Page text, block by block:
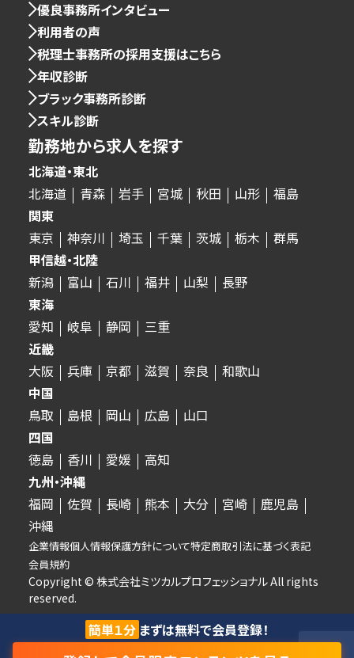
簡単１分 まずは無料で会員登録！
優良事務所インタビュー
利用者の声
税理士事務所の採用支援はこちら
年収診断
ブラック事務所診断
スキル診断
勤務地から求人を探す
北海道・東北
北海道
青森 岩手 宮城 秋田 山形
福島
関東
東京
神奈川 埼玉 千葉 茨城 栃木
群馬
甲信越・北陸
新潟
富山 石川 福井 山梨
長野
東海
愛知
岐阜 静岡
三重
近畿
大阪
兵庫 京都 滋賀 奈良
和歌山
中国
鳥取
島根 岡山 広島
山口
四国
徳島
香川 愛媛
高知
九州・沖縄
福岡
佐賀 長崎 熊本 大分 宮崎
鹿児島
沖縄
企業情報個人情報保護方針について特定商取引法に基づく表記
会員規約
Copyright © 株式会社ミツカルプロフェッショナル All rights
reserved.